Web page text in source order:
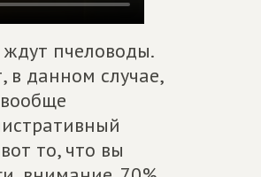
пчеловоды.
в данном случае,
то, что вы